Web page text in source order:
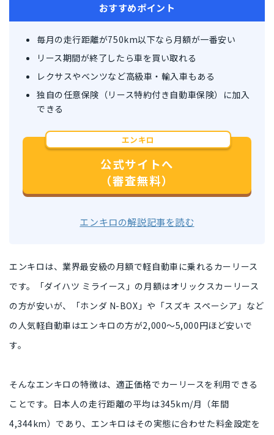
おすすめポイント
毎月の走行距離が750km以下なら月額が一番安い
リース期間が終了したら車を買い取れる
レクサスやベンツなど高級車・輸入車もある
独自の任意保険（リース特約付き自動車保険）に加入
できる
エンキロ
公式サイトへ
（審査無料）
エンキロの解説記事を読む
エンキロは、業界最安級の月額で軽自動車に乗れるカーリース
です。「ダイハツ ミライース」の月額はオリックスカーリース
の方が安いが、「ホンダ N-BOX」や「スズキ スペーシア」など
の 人気軽自動車はエンキロの方が2,000〜5,000円ほど安いで
す。
そんなエンキロの特徴は、 適正価格でカーリースを利用できる
ことです。日本人の走行距離の平均は345km/月（年間
4,344km） であり、エンキロはその実態に合わせた料金設定を